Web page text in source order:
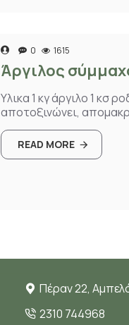
0 1615
Άργιλος
Υλικα 1 κγ άργιλο 1 κσ
αποτοξινώνει,
READ MORE
Πέραν 22,
2310 744968